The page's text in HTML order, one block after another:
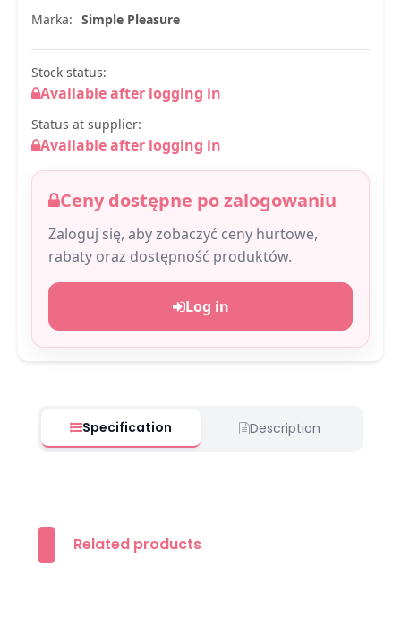
Marka: Simple Pleasure
Stock status:
Available after logging in
Status at supplier:
Available after logging in
Ceny dostępne po zalogowaniu
Zaloguj się, aby zobaczyć ceny hurtowe,
rabaty oraz dostępność produktów.
Log in
Specification Description
Related products